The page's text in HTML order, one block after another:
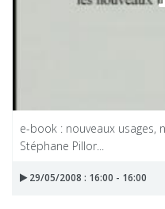
e-book : nouveaux usages,
Stéphane Pillor...
29/05/2008 : 16:00 - 16:00